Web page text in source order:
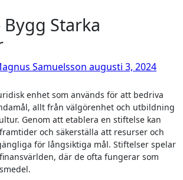
Bygg Starka
Samuelsson augusti 3, 2024
allt från välgörenhet och utbildning
Genom att etablera en stiftelse kan
och säkerställa att resurser och
för långsiktiga mål. Stiftelser spelar
där de ofta fungerar som